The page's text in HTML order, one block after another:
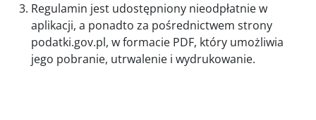
Regulamin jest udostępniony nieodpłatnie w
aplikacji, a ponadto za pośrednictwem strony
podatki.gov.pl, w formacie PDF, który umożliwia
jego pobranie, utrwalenie i wydrukowanie.